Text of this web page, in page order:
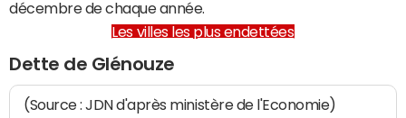
décembre de chaque année.
Les villes les plus endettées
Dette de Glénouze
(Source : JDN d'après ministère de l'Economie)